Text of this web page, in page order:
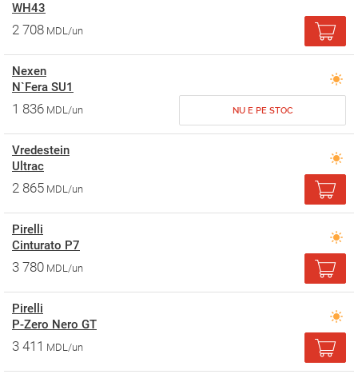
WH43
2 708 MDL/un
Nexen
N`Fera SU1
1 836 MDL/un NU E PE STOC
Vredestein
Ultrac
2 865 MDL/un
Pirelli
Cinturato P7
3 780 MDL/un
Pirelli
P-Zero Nero GT
3 411 MDL/un